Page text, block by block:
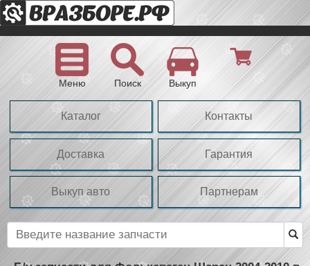
Меню Поиск Выкуп
Каталог Контакты
Доставка Гарантия
Выкуп авто Партнерам